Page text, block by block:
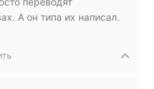
А он типа их написал.